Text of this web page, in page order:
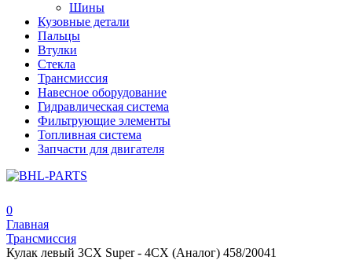
Шины
Кузовные детали
Пальцы
Втулки
Стекла
Трансмиссия
Навесное оборудование
Гидравлическая система
Фильтрующие элементы
Топливная система
Запчасти для двигателя
0
Главная
Трансмиссия
Кулак левый 3СХ Super - 4CX (Аналог) 458/20041